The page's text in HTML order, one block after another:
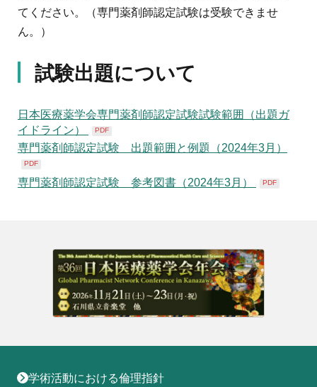
てください。（専門薬剤師認定試験は受験できませ
ん。）
試験出題について
日本医療薬学会専門薬剤師認定試験試験範囲（出題ガ
イドライン）
PDF
専門薬剤師認定試験 出題範囲と例題（2024年3月）
PDF
専門薬剤師認定試験 参考図書（2024年3月） PDF
学術活動における倫理指針